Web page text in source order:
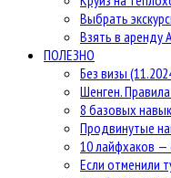
Выбрать
Взять в аренду
ПОЛЕЗНО
Без визы
Шенген.
8 базовых
Продвинутые
10 лайфхаков —
Если отменили